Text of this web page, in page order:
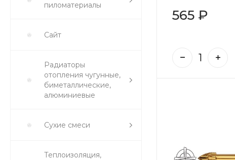
пиломатериалы
Сайт
Радиаторы
отопления чугунные,
биметаллические,
алюминиевые
Сухие смеси
Теплоизоляция,
565 ₽